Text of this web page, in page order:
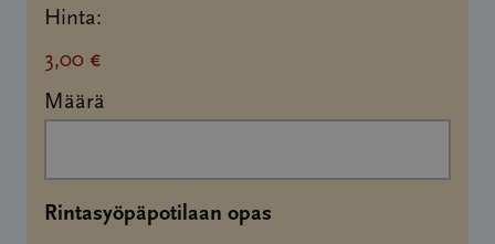
Hinta:
3,00 €
Määrä
Rintasyöpäpotilaan opas